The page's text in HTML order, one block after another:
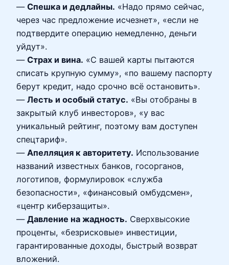
— Спешка и дедлайны. «Надо прямо сейчас,
через час предложение исчезнет», «если не
подтвердите операцию немедленно, деньги
уйдут».
— Страх и вина. «С вашей карты пытаются
списать крупную сумму», «по вашему паспорту
берут кредит, надо срочно всё остановить».
— Лесть и особый статус. «Вы отобраны в
закрытый клуб инвесторов», «у вас
уникальный рейтинг, поэтому вам доступен
спецтариф».
— Апелляция к авторитету. Использование
названий известных банков, госорганов,
логотипов, формулировок «служба
безопасности», «финансовый омбудсмен»,
«центр киберзащиты».
— Давление на жадность. Сверхвысокие
проценты, «безрисковые» инвестиции,
гарантированные доходы, быстрый возврат
вложений.